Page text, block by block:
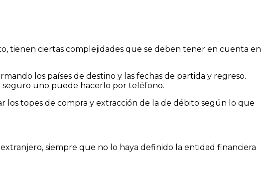
tienen ciertas complejidades que se deben tener en cuenta en
los países de destino y las fechas de partida y regreso.
seguro uno puede hacerlo por teléfono.
topes de compra y extracción de la de débito según lo que
siempre que no lo haya definido la entidad financiera